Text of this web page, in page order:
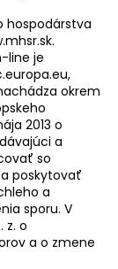
hospodárstva
line je
,
okrem
2013 o
a
so
poskytovať
a
sporu. V
z. o
a o zmene